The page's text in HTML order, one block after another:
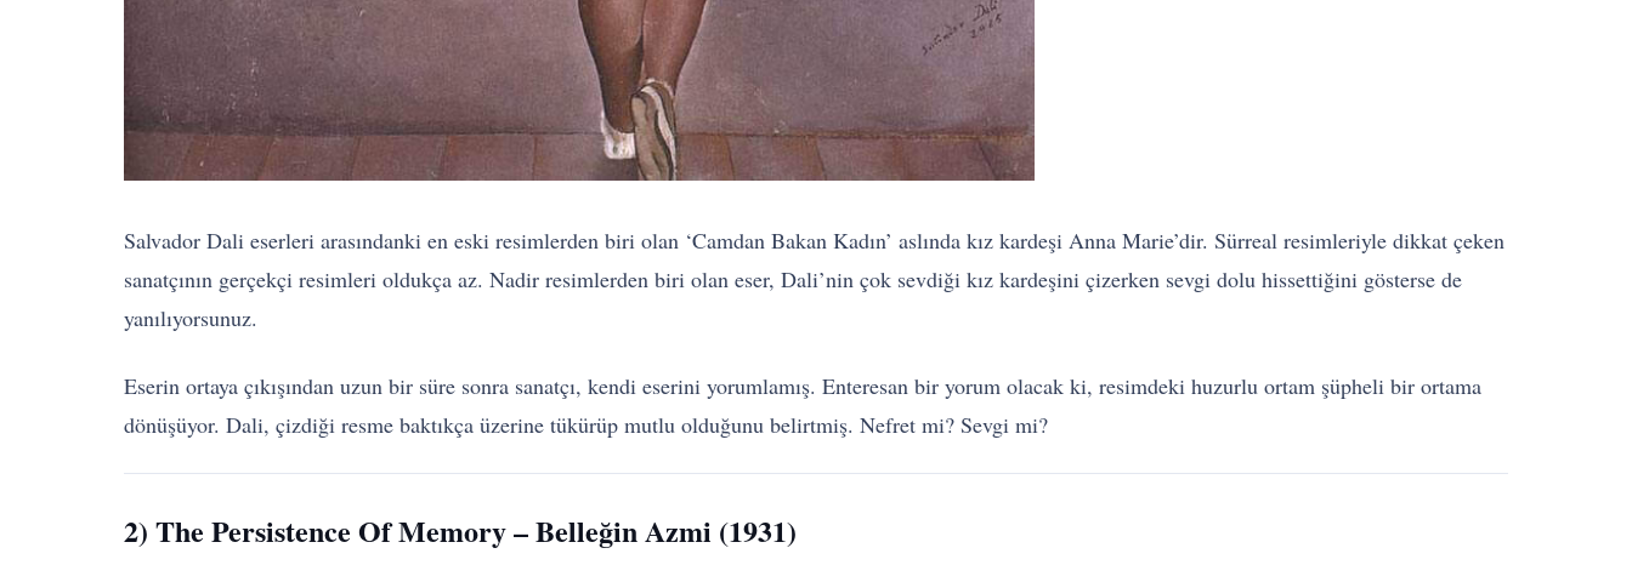
Salvador Dali eserleri arasındanki en eski resimlerden biri olan ‘Camdan Bakan Kadın’ aslında kız kardeşi Anna Marie’dir. Sürreal resimleriyle dikkat çeken
sanatçının gerçekçi resimleri oldukça az. Nadir resimlerden biri olan eser, Dali’nin çok sevdiği kız kardeşini çizerken sevgi dolu hissettiğini gösterse de
yanılıyorsunuz.
Eserin ortaya çıkışından uzun bir süre sonra sanatçı, kendi eserini yorumlamış. Enteresan bir yorum olacak ki, resimdeki huzurlu ortam şüpheli bir ortama
dönüşüyor. Dali, çizdiği resme baktıkça üzerine tükürüp mutlu olduğunu belirtmiş. Nefret mi? Sevgi mi?
2) The Persistence Of Memory – Belleğin Azmi (1931)